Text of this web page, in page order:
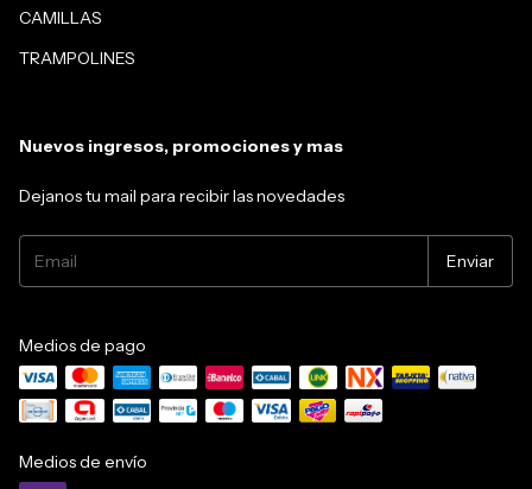
CAMILLAS
TRAMPOLINES
Nuevos ingresos, promociones y mas
Dejanos tu mail para recibir las novedades
Medios de pago
Medios de envío